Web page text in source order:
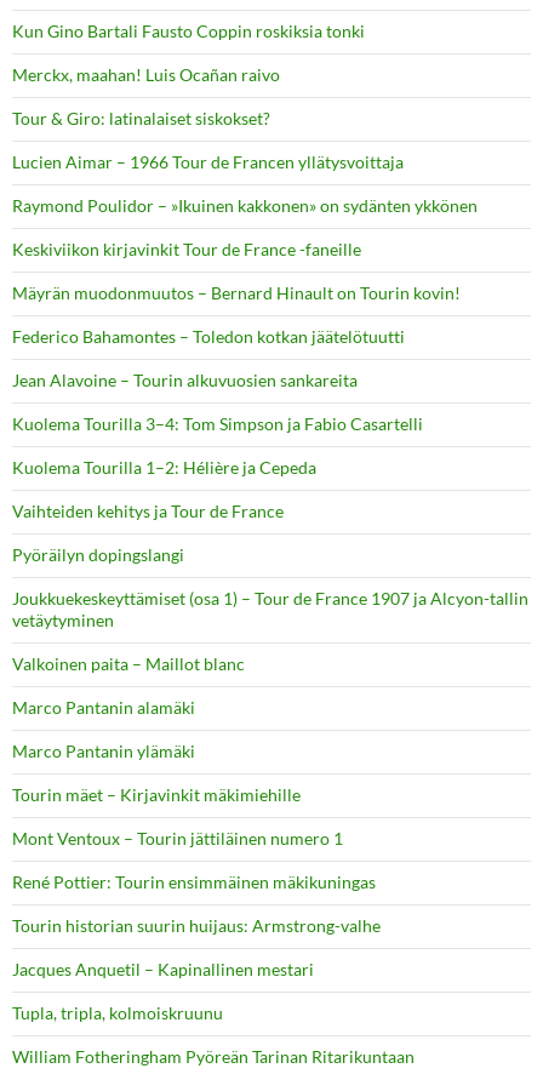
Kun Gino Bartali Fausto Coppin roskiksia tonki
Merckx, maahan! Luis Ocañan raivo
Tour & Giro: latinalaiset siskokset?
Lucien Aimar – 1966 Tour de Francen yllätysvoittaja
Raymond Poulidor – »Ikuinen kakkonen» on sydänten ykkönen
Keskiviikon kirjavinkit Tour de France -faneille
Mäyrän muodonmuutos – Bernard Hinault on Tourin kovin!
Federico Bahamontes – Toledon kotkan jäätelötuutti
Jean Alavoine – Tourin alkuvuosien sankareita
Kuolema Tourilla 3–4: Tom Simpson ja Fabio Casartelli
Kuolema Tourilla 1–2: Hélière ja Cepeda
Vaihteiden kehitys ja Tour de France
Pyöräilyn dopingslangi
Joukkuekeskeyttämiset (osa 1) – Tour de France 1907 ja Alcyon-tallin
vetäytyminen
Valkoinen paita – Maillot blanc
Marco Pantanin alamäki
Marco Pantanin ylämäki
Tourin mäet – Kirjavinkit mäkimiehille
Mont Ventoux – Tourin jättiläinen numero 1
René Pottier: Tourin ensimmäinen mäkikuningas
Tourin historian suurin huijaus: Armstrong-valhe
Jacques Anquetil – Kapinallinen mestari
Tupla, tripla, kolmoiskruunu
William Fotheringham Pyöreän Tarinan Ritarikuntaan